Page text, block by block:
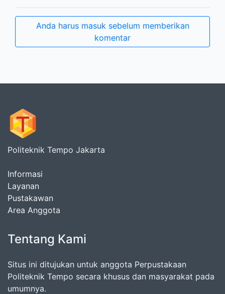
Anda harus masuk sebelum memberikan
komentar
Politeknik Tempo Jakarta
Informasi
Layanan
Pustakawan
Area Anggota
Tentang Kami
Situs ini ditujukan untuk anggota Perpustakaan
Politeknik Tempo secara khusus dan masyarakat pada
umumnya.